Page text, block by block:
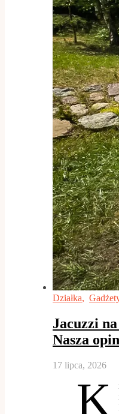
Działka,
Jacuzzi
Nasza
17 lipca, 2026
K